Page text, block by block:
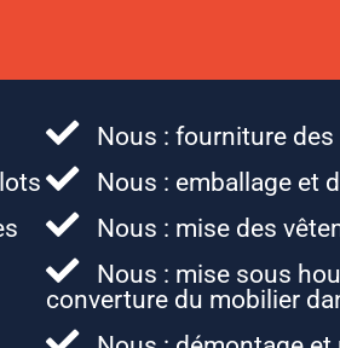
Nous : fourniture
Nous : emballage et
Nous : mise des
Nous : mise sous
converture du mobilier